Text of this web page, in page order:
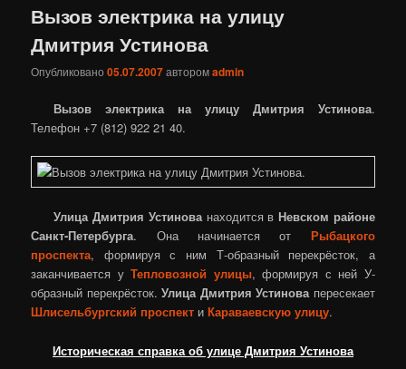
Вызов электрика на улицу
Дмитрия Устинова
Опубликовано05.07.2007авторомadmin
Вызов электрика на улицу Дмитрия Устинова.
Телефон +7 (812) 922 21 40.
Улица Дмитрия Устинованаходится в Невском районе
Санкт-Петербурга. Она начинается от Рыбацкого
проспекта, формируя с ним Т-образный перекрёсток, а
заканчивается уТепловозной улицы, формируя с ней У-
образный перекрёсток.Улица Дмитрия Устиновапересекает
Шлисельбургский проспект иКараваевскую улицу.
Историческая справка об улице Дмитрия Устинова